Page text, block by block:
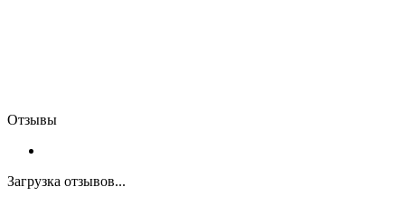
Отзывы
Загрузка отзывов...